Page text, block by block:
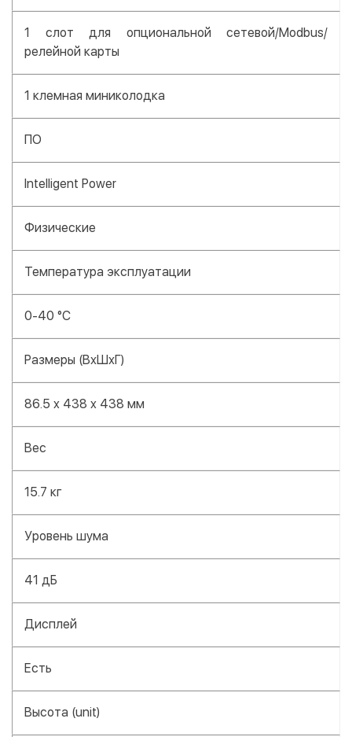
1 слот для опциональной сетевой/Modbus/
релейной карты
1 клемная миниколодка
ПО
Intelligent Power
Физические
Температура эксплуатации
0-40 °C
Размеры (ВхШхГ)
86.5 x 438 x 438 мм
Вес
15.7 кг
Уровень шума
41 дБ
Дисплей
Есть
Высота (unit)